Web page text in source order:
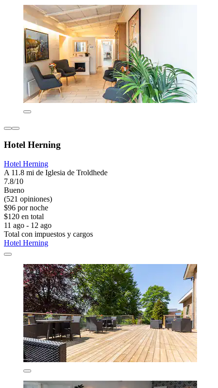
Hotel Herning
Hotel Herning
A 11.8 mi de Iglesia de Troldhede
7.8/10
Bueno
(521 opiniones)
$96 por noche
$120 en total
11 ago - 12 ago
Total con impuestos y cargos
Hotel Herning